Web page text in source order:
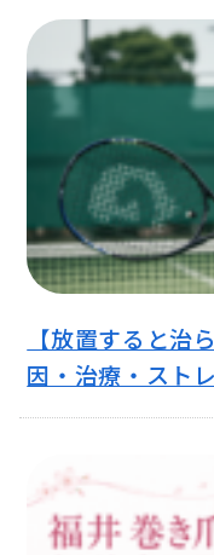
【放置すると治
因・治療・スト